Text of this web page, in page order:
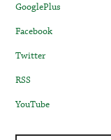
GooglePlus
Facebook
Twitter
RSS
YouTube